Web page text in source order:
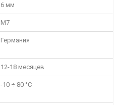
6 мм
M7
Германия
12-18 месяцев
-10 ÷ 80 °C